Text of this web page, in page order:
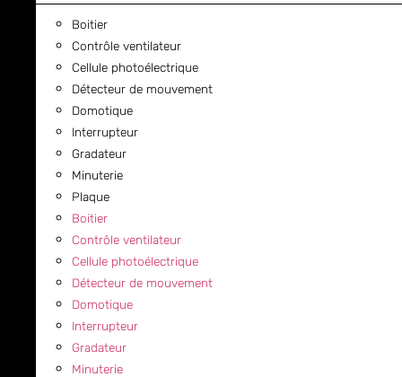
Boitier
Contrôle ventilateur
Cellule photoélectrique
Détecteur de mouvement
Domotique
Interrupteur
Gradateur
Minuterie
Plaque
Boitier
Contrôle ventilateur
Cellule photoélectrique
Détecteur de mouvement
Domotique
Interrupteur
Gradateur
Minuterie